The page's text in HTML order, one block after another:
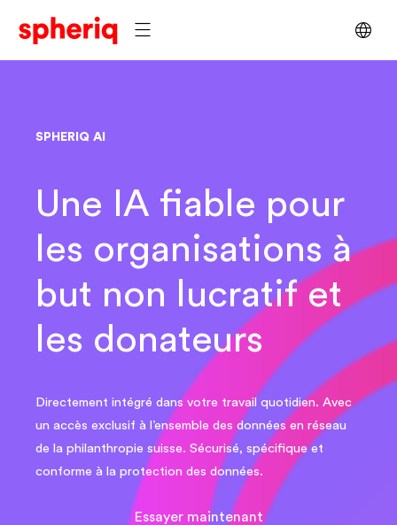
SPHERIQ AI
Une IA fiable pour
les organisations à
but non lucratif et
les donateurs
Directement intégré dans votre travail quotidien. Avec
un accès exclusif à l’ensemble des données en réseau
de la philanthropie suisse. Sécurisé, spécifique et
conforme à la protection des données.
Essayer maintenant